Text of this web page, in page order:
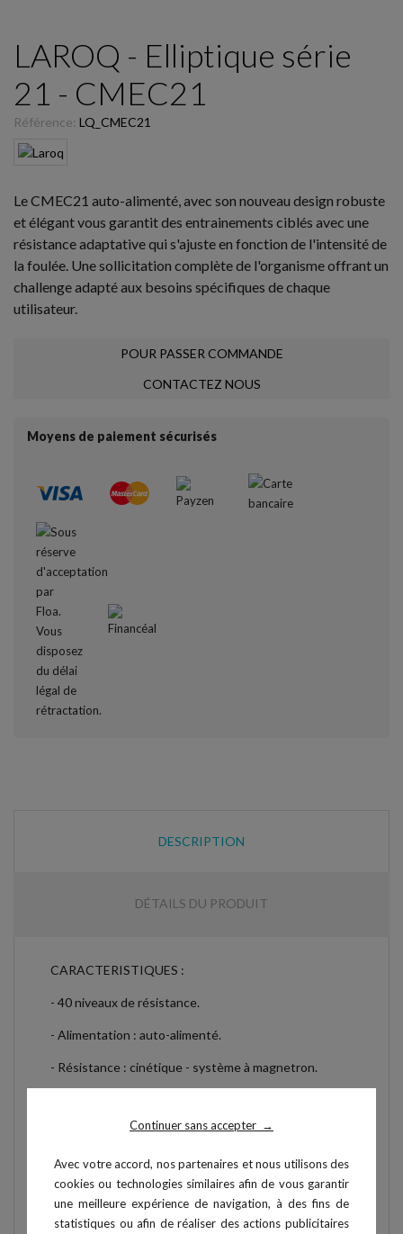
Continuer sans accepter →
Avec votre accord, nos partenaires et nous utilisons des
cookies ou technologies similaires afin de vous garantir
une meilleure expérience de navigation, à des fins de
statistiques ou afin de réaliser des actions publicitaires
LAROQ - Elliptique série
21 - CMEC21
Référence: LQ_CMEC21
Le CMEC21 auto-alimenté, avec son nouveau design robuste
et élégant vous garantit des entrainements ciblés avec une
résistance adaptative qui s'ajuste en fonction de l'intensité de
la foulée. Une sollicitation complète de l'organisme offrant un
challenge adapté aux besoins spécifiques de chaque
utilisateur.
POUR PASSER COMMANDE
CONTACTEZ NOUS
Moyens de paiement sécurisés
DESCRIPTION
DÉTAILS DU PRODUIT
CARACTERISTIQUES :
- 40 niveaux de résistance.
- Alimentation : auto-alimenté.
- Résistance : cinétique - système à magnetron.
- Ecran LED 15,6 pouces.
- Poids maximal utilisateur : 180 kg.
- Dimensions : 176,5 x 92,6 x 116 cm.
- Poids : 188 kg.